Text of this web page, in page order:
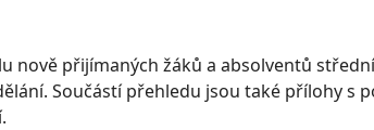
nově přijímaných žáků a absolventů
Součástí přehledu jsou také přílohy s